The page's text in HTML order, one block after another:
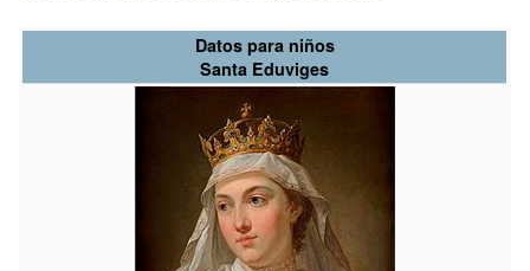
Datos para niños
Santa Eduviges